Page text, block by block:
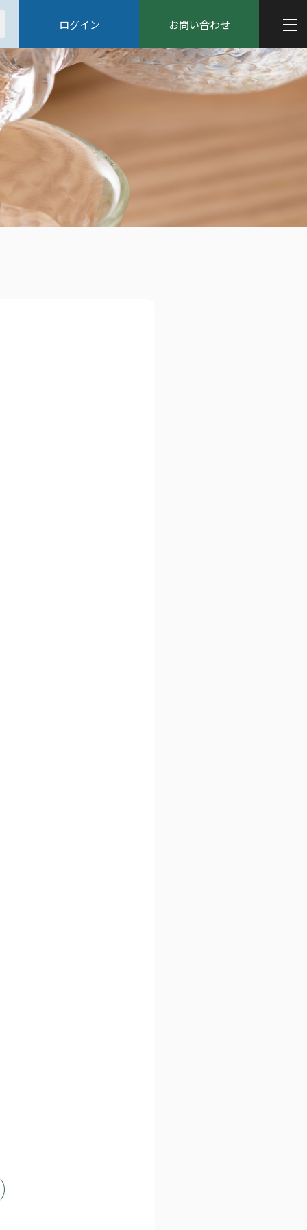
ログイン お問い合わせ